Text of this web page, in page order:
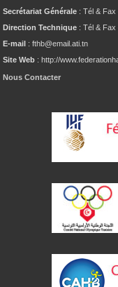
Secrétariat Générale : Tél &
Direction Technique : Tél &
E-mail : fthb@email.ati.tn
Site Web : http://
Nous Contacter